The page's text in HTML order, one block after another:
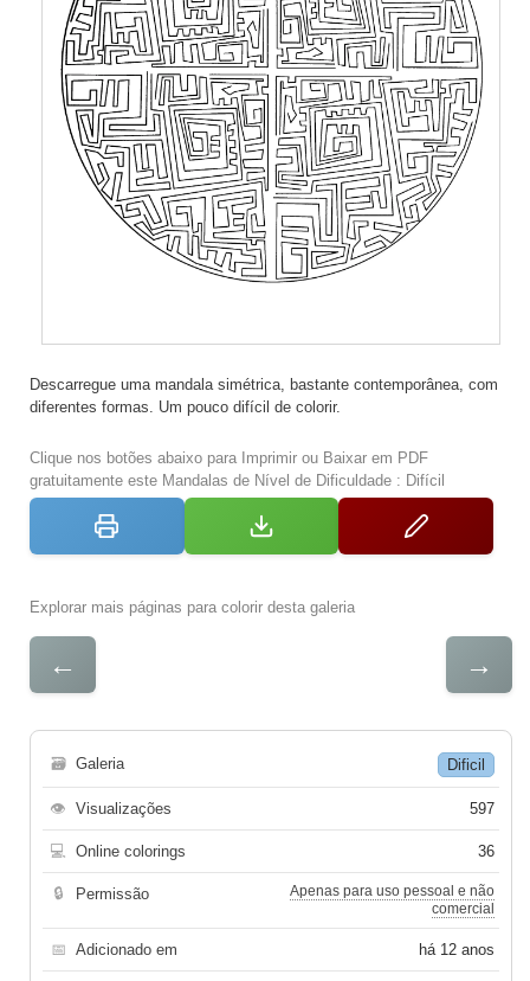
Descarregue uma mandala simétrica, bastante contemporânea, com
diferentes formas. Um pouco difícil de colorir.
Clique nos botões abaixo para Imprimir ou Baixar em PDF
gratuitamente este Mandalas de Nível de Dificuldade : Difícil
Explorar mais páginas para colorir desta galeria
← →
🗃 Galeria Dificil
👁 Visualizações 597
💻 Online colorings 36
🔒 Permissão
Apenas para uso pessoal e não
comercial
📅 Adicionado em há 12 anos